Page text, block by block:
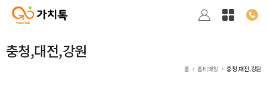
충청,대전,강원
홈 홈티매칭 충청,대전,강원